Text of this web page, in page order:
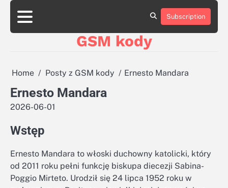
Skip
content
aluminumboatplans.com
dobra-
reklamowe.pl
plywoodboatplans.com
aluminumboatplans.com
dobra-
reklamowe.pl
plywoodboatplans.com
Kontakt
Kontakt
Subscription
GSM kody
Home Posty z GSM kody Ernesto Mandara
Ernesto Mandara
2026-06-01
Wstęp
Ernesto Mandara to włoski duchowny katolicki, który
od 2011 roku pełni funkcję biskupa diecezji Sabina-
Poggio Mirteto. Urodził się 24 lipca 1952 roku w